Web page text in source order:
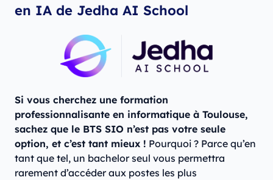
en IA de Jedha AI School
Si vous cherchez une formation
professionnalisante en informatique à Toulouse,
sachez que le BTS SIO n’est pas votre seule
option, et c’est tant mieux ! Pourquoi ? Parce qu’en
tant que tel, un bachelor seul vous permettra
rarement d’accéder aux postes les plus